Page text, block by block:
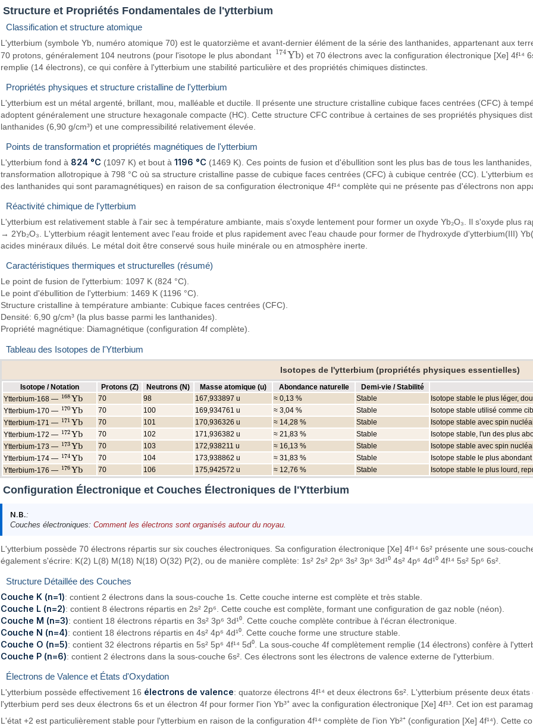
Structure et Propriétés Fondamentales de l'ytterbium
Classification et structure atomique
L'ytterbium (symbole Yb, numéro atomique 70) est le quatorzième et avant-dernier élément de la série des lanthanides, appartenant aux
70 protons, généralement 104 neutrons (pour l'isotope le plus abondant 174Yb
174 Yb ) et 70 électrons avec la configuration électronique [Xe] 4f¹⁴
remplie (14 électrons), ce qui confère à l'ytterbium une stabilité particulière et des propriétés chimiques distinctes.
Propriétés physiques et structure cristalline de l'ytterbium
L'ytterbium est un métal argenté, brillant, mou, malléable et ductile. Il présente une structure cristalline cubique faces centrées (CFC) à
adoptent généralement une structure hexagonale compacte (HC). Cette structure CFC contribue à certaines de ses propriétés physiques
lanthanides (6,90 g/cm³) et une compressibilité relativement élevée.
Points de transformation et propriétés magnétiques de l'ytterbium
L'ytterbium fond à 824 °C (1097 K) et bout à1196 °C (1469 K). Ces points de fusion et d'ébullition sont les plus bas de tous les
transformation allotropique à 798 °C où sa structure cristalline passe de cubique faces centrées (CFC) à cubique centrée (CC). L'ytterbium
des lanthanides qui sont paramagnétiques) en raison de sa configuration électronique 4f¹⁴ complète qui ne présente pas d'électrons non
Réactivité chimique de l'ytterbium
L'ytterbium est relativement stable à l'air sec à température ambiante, mais s'oxyde lentement pour former un oxyde Yb₂O₃. Il s'oxyde plus
→ 2Yb₂O₃. L'ytterbium réagit lentement avec l'eau froide et plus rapidement avec l'eau chaude pour former de l'hydroxyde d'ytterbium(III)
acides minéraux dilués. Le métal doit être conservé sous huile minérale ou en atmosphère inerte.
Caractéristiques thermiques et structurelles (résumé)
Le point de fusion de l'ytterbium: 1097 K (824 °C).
Le point d'ébullition de l'ytterbium: 1469 K (1196 °C).
Structure cristalline à température ambiante: Cubique faces centrées (CFC).
Densité: 6,90 g/cm³ (la plus basse parmi les lanthanides).
Propriété magnétique: Diamagnétique (configuration 4f complète).
Tableau des Isotopes de l'Ytterbium
Isotopes de l'ytterbium (propriétés physiques essentielles)
Isotope / Notation Protons (Z) Neutrons (N) Masse atomique (u) Abondance naturelle
Demi-vie / Stabilité
Ytterbium-168 — 168Yb
168 Y b 70 98 167,933897 u ≈ 0,13 % Stable
Isotope stable le plus léger,
Ytterbium-170 — 170Yb
170 Y b 70 100 169,934761 u ≈ 3,04 % Stable
Isotope stable utilisé comme
Ytterbium-171 — 171Yb
171 Y b 70 101 170,936326 u ≈ 14,28 % Stable
Isotope stable avec spin
Ytterbium-172 — 172Yb
172 Y b 70 102 171,936382 u ≈ 21,83 % Stable
Isotope stable, l'un des plus
Ytterbium-173 — 173Yb
173 Y b 70 103 172,938211 u ≈ 16,13 % Stable
Isotope stable avec spin
Ytterbium-174 — 174Yb
174 Y b 70 104 173,938862 u ≈ 31,83 % Stable
Isotope stable le plus
Ytterbium-176 — 176Yb
176 Y b 70 106 175,942572 u ≈ 12,76 % Stable Isotope stable le plus lourd,
Configuration Électronique et Couches Électroniques de l'Ytterbium
N.B.:
Couches électroniques: Comment les électrons sont organisés autour du noyau.
L'ytterbium possède 70 électrons répartis sur six couches électroniques. Sa configuration électronique [Xe] 4f¹⁴ 6s² présente une sous-
également s'écrire: K(2) L(8) M(18) N(18) O(32) P(2), ou de manière complète: 1s² 2s² 2p⁶ 3s² 3p⁶ 3d¹⁰ 4s² 4p⁶ 4d¹⁰ 4f¹⁴ 5s² 5p⁶ 6s².
Structure Détaillée des Couches
Couche K (n=1): contient 2 électrons dans la sous-couche 1s. Cette couche interne est complète et très stable.
Couche L (n=2): contient 8 électrons répartis en 2s² 2p⁶. Cette couche est complète, formant une configuration de gaz noble (néon).
Couche M (n=3): contient 18 électrons répartis en 3s² 3p⁶ 3d¹⁰. Cette couche complète contribue à l'écran électronique.
Couche N (n=4): contient 18 électrons répartis en 4s² 4p⁶ 4d¹⁰. Cette couche forme une structure stable.
Couche O (n=5): contient 32 électrons répartis en 5s² 5p⁶ 4f¹⁴ 5d⁰. La sous-couche 4f complètement remplie (14 électrons) confère à
Couche P (n=6): contient 2 électrons dans la sous-couche 6s². Ces électrons sont les électrons de valence externe de l'ytterbium.
Électrons de Valence et États d'Oxydation
L'ytterbium possède effectivement 16 électrons de valence: quatorze électrons 4f¹⁴ et deux électrons 6s². L'ytterbium présente deux
l'ytterbium perd ses deux électrons 6s et un électron 4f pour former l'ion Yb³⁺ avec la configuration électronique [Xe] 4f¹³. Cet ion est
L'état +2 est particulièrement stable pour l'ytterbium en raison de la configuration 4f¹⁴ complète de l'ion Yb²⁺ (configuration [Xe] 4f¹⁴). Cette